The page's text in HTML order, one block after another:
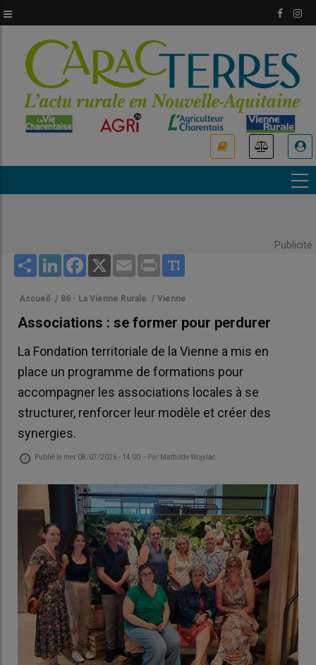
au
principal
Publicité
Share LinkedInFacebook
X Email Print
Accueil / 86 - La Vienne Rurale / Vienne
Associations : se former pour perdurer
La Fondation territoriale de la Vienne a mis en
place un programme de formations pour
accompagner les associations locales à se
structurer, renforcer leur modèle et créer des
synergies.
Publié le mer 08/07/2026 - 14:00 - Par Mathilde Wojylac